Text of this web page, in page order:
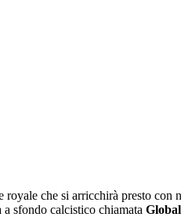
che si arricchirà presto con
sfondo calcistico chiamata